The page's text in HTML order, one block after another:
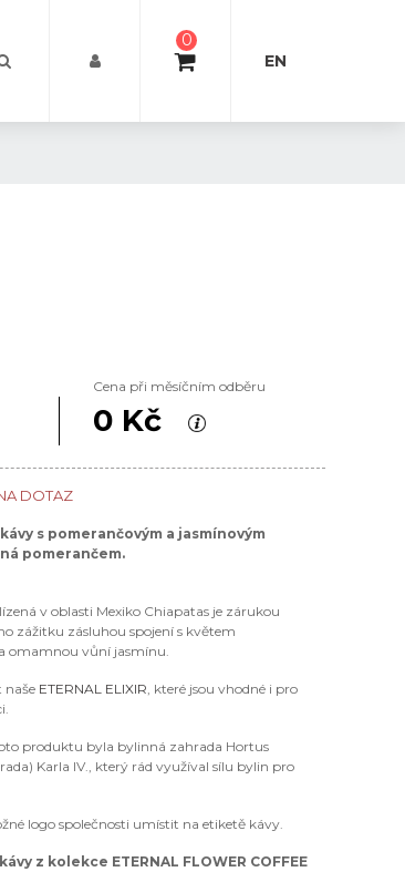
0
EN
Cena při měsíčním odběru
0 Kč
DOTAZ
s pomerančovým a jasmínovým
pomerančem.
v oblasti Mexiko Chiapatas je zárukou
zážitku zásluhou spojení s květem
omamnou vůní jasmínu.
naše ETERNAL ELIXIR, které jsou vhodné i pro
produktu byla bylinná zahrada Hortus
Karla IV., který rád využíval sílu bylin pro
logo společnosti umístit na etiketě kávy.
z kolekce ETERNAL FLOWER COFFEE